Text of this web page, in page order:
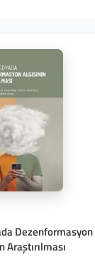
Dezenformasyon
Araştırılması